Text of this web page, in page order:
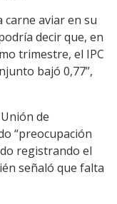
carne aviar en su
decir que, en
trimestre, el IPC
bajó 0,77”,
de
“preocupación
registrando el
señaló que falta